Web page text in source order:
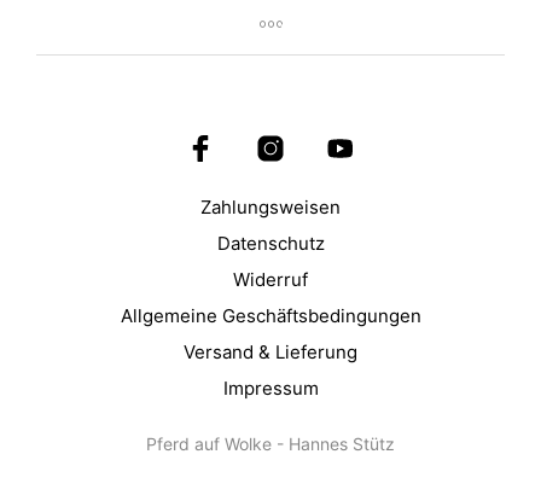
Zahlungsweisen
Datenschutz
Widerruf
Allgemeine Geschäftsbedingungen
Versand & Lieferung
Impressum
Pferd auf Wolke - Hannes Stütz